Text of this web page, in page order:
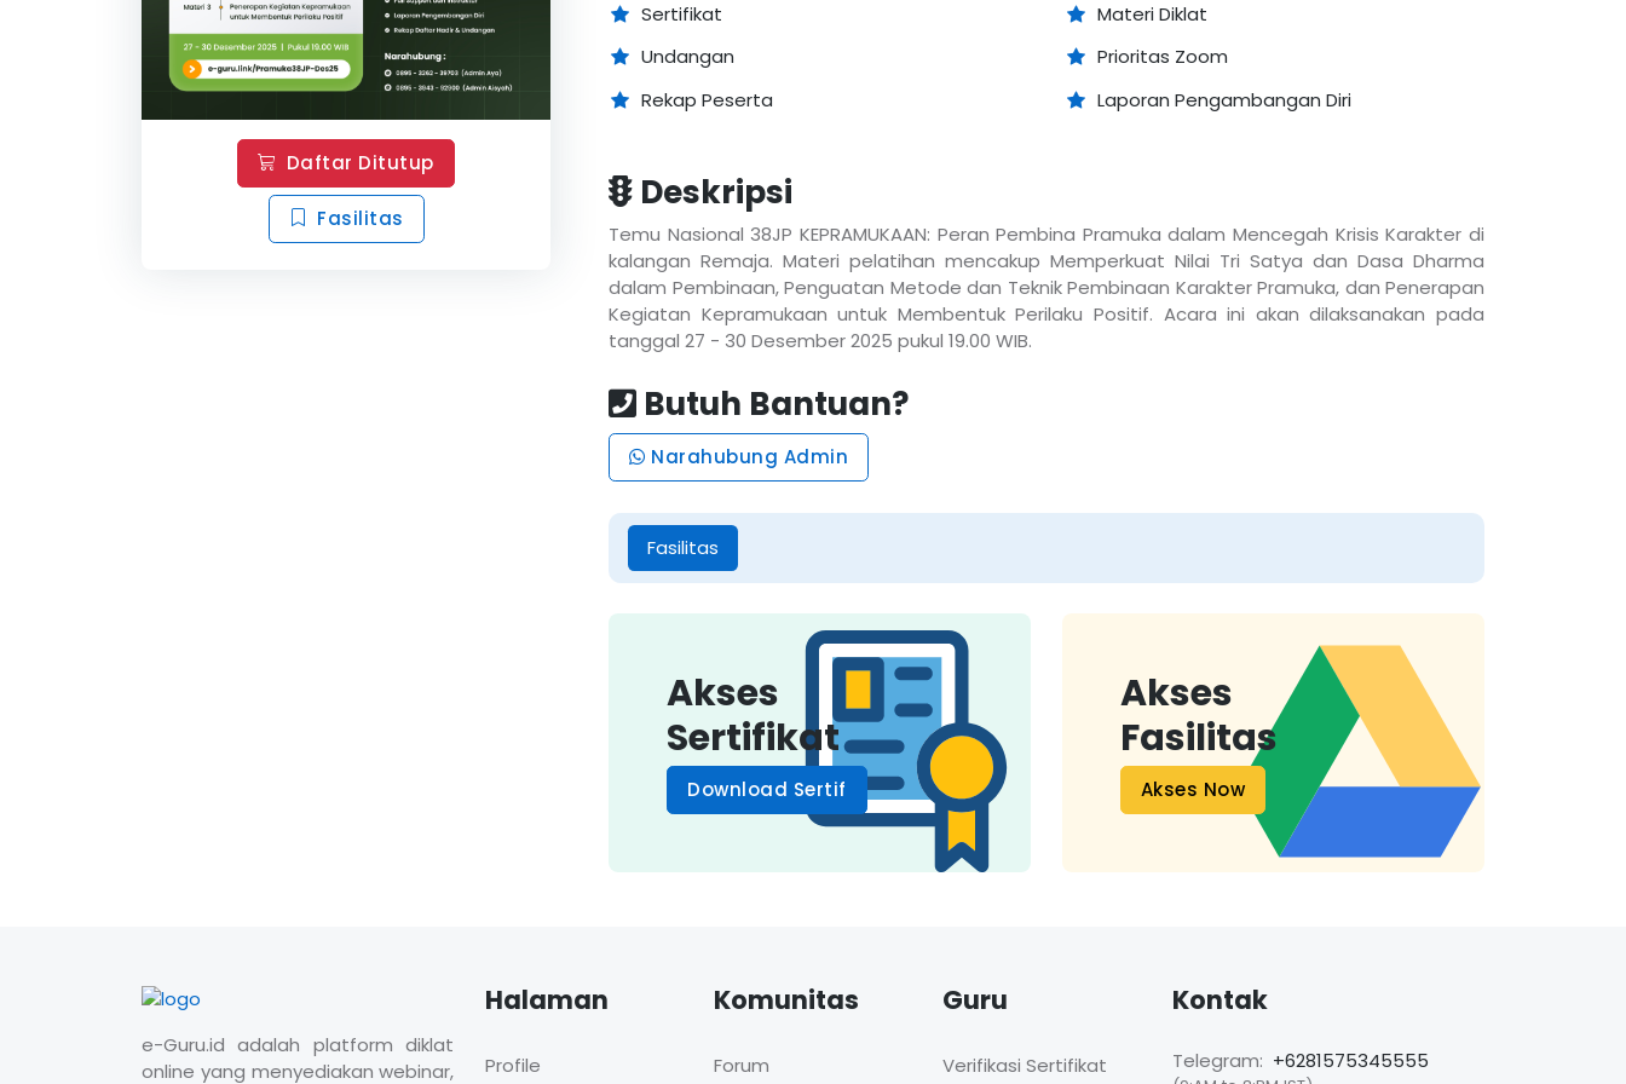
Daftar Ditutup
Fasilitas
Sertifikat
Undangan
Rekap Peserta
Materi Diklat
Prioritas Zoom
Laporan Pengambangan Diri
Deskripsi
Temu Nasional 38JP KEPRAMUKAAN: Peran Pembina Pramuka dalam Mencegah Krisis Karakter di
kalangan Remaja. Materi pelatihan mencakup Memperkuat Nilai Tri Satya dan Dasa Dharma
dalam Pembinaan, Penguatan Metode dan Teknik Pembinaan Karakter Pramuka, dan Penerapan
Kegiatan Kepramukaan untuk Membentuk Perilaku Positif. Acara ini akan dilaksanakan pada
tanggal 27 - 30 Desember 2025 pukul 19.00 WIB.
Butuh Bantuan?
Narahubung Admin
Fasilitas
Akses
Sertifikat
Download Sertif
Akses
Fasilitas
Akses Now
e-Guru.id adalah platform diklat
online yang menyediakan webinar,
Halaman
Profile
Komunitas
Forum
Guru
Verifikasi Sertifikat
Kontak
Telegram: +6281575345555